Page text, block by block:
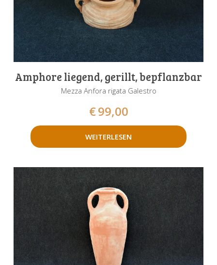
Amphore liegend, gerillt, bepflanzbar
Mezza Anfora rigata Galestro
€99,00
WEITERLESEN